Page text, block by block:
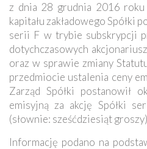
z dnia 28 grudnia 2016
kapitału zakładowego Spółki
serii F w trybie subskrypcji
dotychczasowych
oraz w sprawie zmiany
przedmiocie ustalenia ceny
Zarząd Spółki postanowił
emisyjną za akcję Spółki
(słownie: sześćdziesiąt
Informację podano na